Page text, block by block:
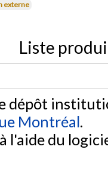
externe
Liste
dépôt
Montréal.
l'aide du